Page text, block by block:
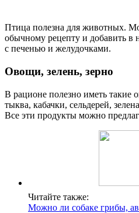
Птица полезна для животных.
обычному рецепту и добавить в
с печенью и желудочками.
Овощи, зелень, зерно
В рационе полезно иметь такие
тыква, кабачки, сельдерей,
Все эти продукты можно
Читайте также:
Можно ли собаке грибы,